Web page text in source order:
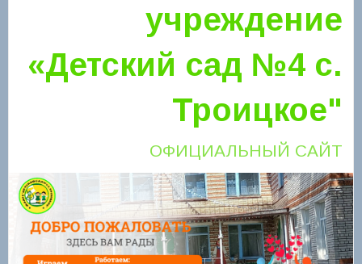
учреждение
«Детский сад №4 с.
Троицкое"
ОФИЦИАЛЬНЫЙ САЙТ